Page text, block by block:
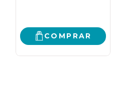
COMPRAR